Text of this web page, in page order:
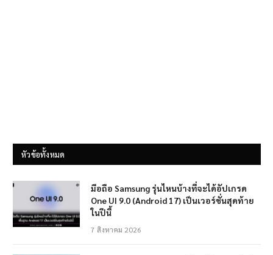
หัวข้อทั้งหมด
มือถือ Samsung รุ่นไหนบ้างที่จะได้อัปเกรด
One UI 9.0 (Android 17) เป็นเวอร์ชั่นสุดท้าย
ในปีนี้
7 สิงหาคม 2026